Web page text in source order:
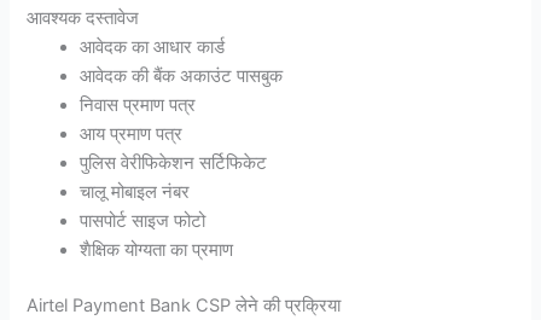
आवश्यक दस्तावेज
आवेदक का आधार कार्ड
आवेदक की बैंक अकाउंट पासबुक
निवास प्रमाण पत्र
आय प्रमाण पत्र
पुलिस वेरीफिकेशन सर्टिफिकेट
चालू मोबाइल नंबर
पासपोर्ट साइज फोटो
शैक्षिक योग्यता का प्रमाण
Airtel Payment Bank CSP लेने की प्रक्रिया